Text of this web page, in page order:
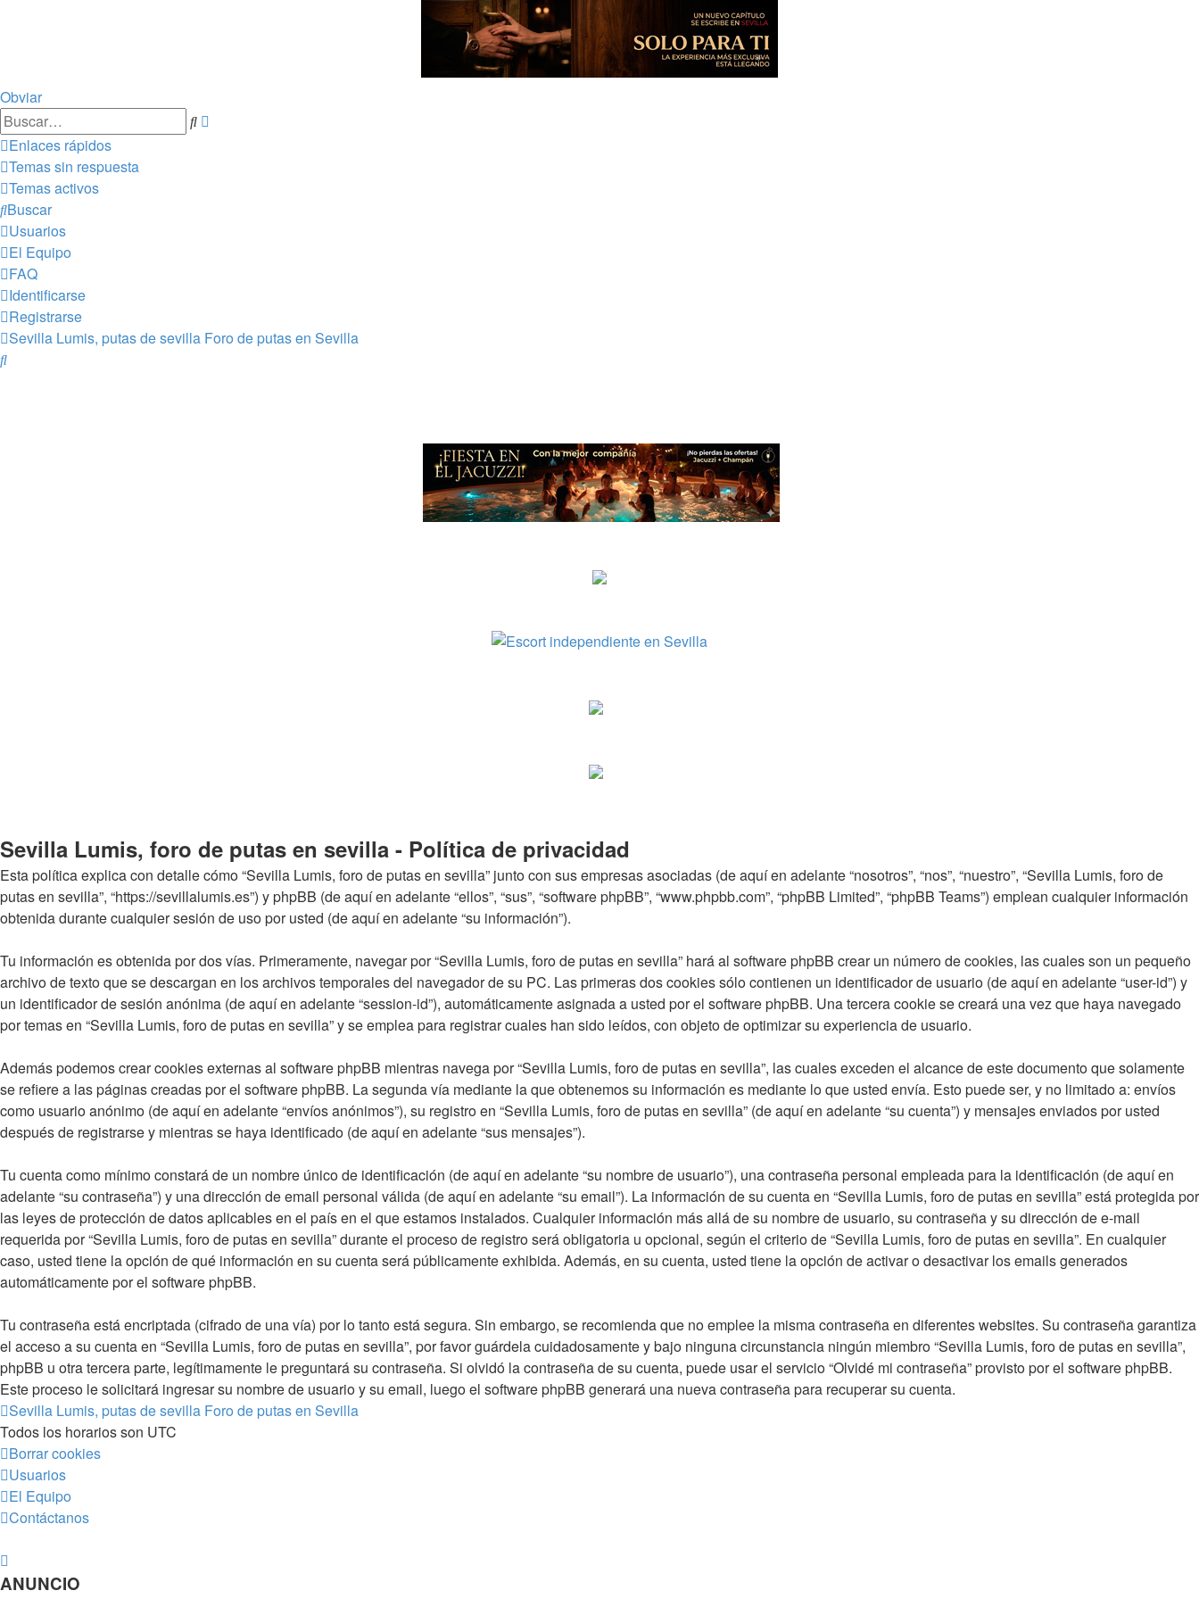
Obviar
Buscar
Enlaces rápidos
Temas sin respuesta
Temas activos
Buscar
Usuarios
El Equipo
FAQ
Identificarse
Registrarse
Sevilla Lumis, putas de sevilla Foro de putas en Sevilla
Buscar
Sevilla Lumis, foro de putas en sevilla - Política de privacidad
Esta política explica con detalle cómo “Sevilla Lumis, foro de putas en sevilla” junto con sus empresas asociadas (de aquí en adelante “nosotros”, “nos”, “nuestro”, “Sevilla Lumis, foro de
putas en sevilla”, “https://sevillalumis.es”) y phpBB (de aquí en adelante “ellos”, “sus”, “software phpBB”, “www.phpbb.com”, “phpBB Limited”, “phpBB Teams”) emplean cualquier información
obtenida durante cualquier sesión de uso por usted (de aquí en adelante “su información”).
Tu información es obtenida por dos vías. Primeramente, navegar por “Sevilla Lumis, foro de putas en sevilla” hará al software phpBB crear un número de cookies, las cuales son un pequeño
archivo de texto que se descargan en los archivos temporales del navegador de su PC. Las primeras dos cookies sólo contienen un identificador de usuario (de aquí en adelante “user-id”) y
un identificador de sesión anónima (de aquí en adelante “session-id”), automáticamente asignada a usted por el software phpBB. Una tercera cookie se creará una vez que haya navegado
por temas en “Sevilla Lumis, foro de putas en sevilla” y se emplea para registrar cuales han sido leídos, con objeto de optimizar su experiencia de usuario.
Además podemos crear cookies externas al software phpBB mientras navega por “Sevilla Lumis, foro de putas en sevilla”, las cuales exceden el alcance de este documento que solamente
se refiere a las páginas creadas por el software phpBB. La segunda vía mediante la que obtenemos su información es mediante lo que usted envía. Esto puede ser, y no limitado a: envíos
como usuario anónimo (de aquí en adelante “envíos anónimos”), su registro en “Sevilla Lumis, foro de putas en sevilla” (de aquí en adelante “su cuenta”) y mensajes enviados por usted
después de registrarse y mientras se haya identificado (de aquí en adelante “sus mensajes”).
Tu cuenta como mínimo constará de un nombre único de identificación (de aquí en adelante “su nombre de usuario”), una contraseña personal empleada para la identificación (de aquí en
adelante “su contraseña”) y una dirección de email personal válida (de aquí en adelante “su email”). La información de su cuenta en “Sevilla Lumis, foro de putas en sevilla” está protegida por
las leyes de protección de datos aplicables en el país en el que estamos instalados. Cualquier información más allá de su nombre de usuario, su contraseña y su dirección de e-mail
requerida por “Sevilla Lumis, foro de putas en sevilla” durante el proceso de registro será obligatoria u opcional, según el criterio de “Sevilla Lumis, foro de putas en sevilla”. En cualquier
caso, usted tiene la opción de qué información en su cuenta será públicamente exhibida. Además, en su cuenta, usted tiene la opción de activar o desactivar los emails generados
automáticamente por el software phpBB.
Tu contraseña está encriptada (cifrado de una vía) por lo tanto está segura. Sin embargo, se recomienda que no emplee la misma contraseña en diferentes websites. Su contraseña garantiza
el acceso a su cuenta en “Sevilla Lumis, foro de putas en sevilla”, por favor guárdela cuidadosamente y bajo ninguna circunstancia ningún miembro “Sevilla Lumis, foro de putas en sevilla”,
phpBB u otra tercera parte, legítimamente le preguntará su contraseña. Si olvidó la contraseña de su cuenta, puede usar el servicio “Olvidé mi contraseña” provisto por el software phpBB.
Este proceso le solicitará ingresar su nombre de usuario y su email, luego el software phpBB generará una nueva contraseña para recuperar su cuenta.
Sevilla Lumis, putas de sevilla Foro de putas en Sevilla
Todos los horarios son UTC
Borrar cookies
Usuarios
El Equipo
Contáctanos
ANUNCIO